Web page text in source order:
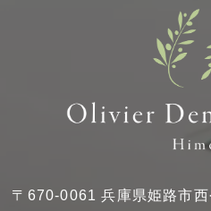
〒670-0061 兵庫県姫路市